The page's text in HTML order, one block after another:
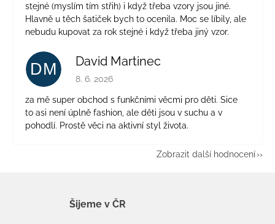
stejné (myslím tím střih) i když třeba vzory jsou jiné.
Hlavně u těch šatiček bych to ocenila. Moc se líbily, ale
nebudu kupovat za rok stejné i když třeba jiný vzor.
DM David Martinec
Hodnocení obchodu je 5 z 5 hvězdiček.
8. 6. 2026
za mě super obchod s funkčními věcmi pro děti. Sice
to asi není úplně fashion, ale děti jsou v suchu a v
pohodlí. Prostě věci na aktivní styl života.
Zobrazit další hodnocení
Šijeme v ČR